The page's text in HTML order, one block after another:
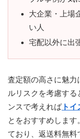
大企業・上場
い人
宅配以外に出
査定額の高さに魅力
ルリスクを考慮す
ンスで考えれば ト
とをおすすめしま
ており、返送料無料